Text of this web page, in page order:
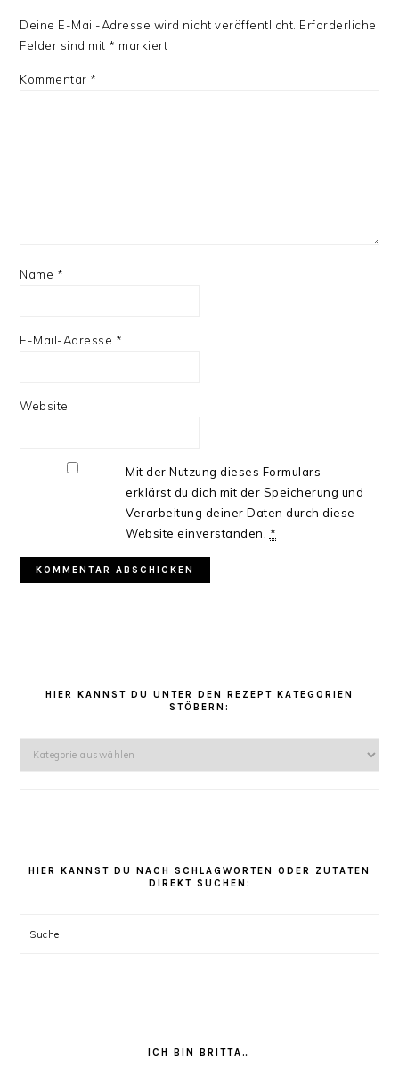
Deine E-Mail-Adresse wird nicht veröffentlicht. Erforderliche
Felder sind mit * markiert
Kommentar *
Name *
E-Mail-Adresse *
Website
Mit der Nutzung dieses Formulars
erklärst du dich mit der Speicherung und
Verarbeitung deiner Daten durch diese
Website einverstanden. *
HIER KANNST DU UNTER DEN REZEPT KATEGORIEN
STÖBERN:
Kategorien
HIER KANNST DU NACH SCHLAGWORTEN ODER ZUTATEN
DIREKT SUCHEN:
Suche
ICH BIN BRITTA…